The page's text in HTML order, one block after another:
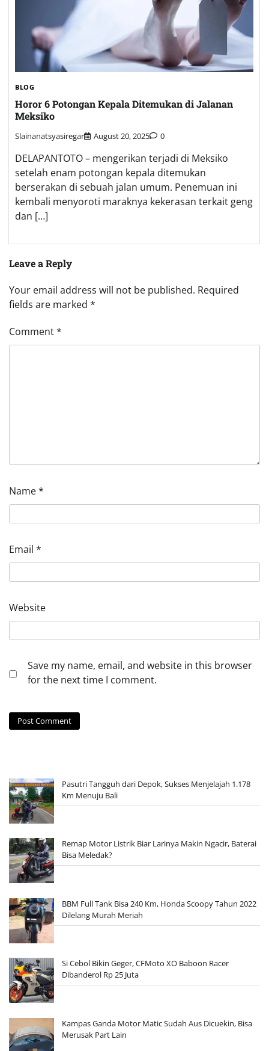
BLOG
Horor 6 Potongan Kepala Ditemukan di Jalanan
Meksiko
Slainanatsyasiregar August 20, 2025 0
DELAPANTOTO – mengerikan terjadi di Meksiko
setelah enam potongan kepala ditemukan
berserakan di sebuah jalan umum. Penemuan ini
kembali menyoroti maraknya kekerasan terkait geng
dan […]
Leave a Reply
Your email address will not be published. Required
fields are marked *
Comment*
Name*
Email *
Website
Save my name, email, and website in this browser
for the next time I comment.
Pasutri Tangguh dari Depok, Sukses Menjelajah 1.178
Km Menuju Bali
Remap Motor Listrik Biar Larinya Makin Ngacir, Baterai
Bisa Meledak?
BBM Full Tank Bisa 240 Km, Honda Scoopy Tahun 2022
Dilelang Murah Meriah
Si Cebol Bikin Geger, CFMoto XO Baboon Racer
Dibanderol Rp 25 Juta
Kampas Ganda Motor Matic Sudah Aus Dicuekin, Bisa
Merusak Part Lain